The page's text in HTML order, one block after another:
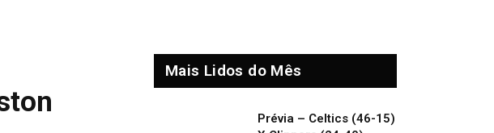
Mais Lidos do Mês
Prévia – Celtics (46-15)